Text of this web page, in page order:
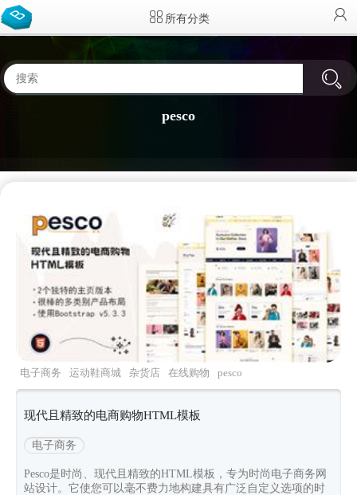
所有分类
pesco
电子商务 运动鞋商城 杂货店 在线购物 pesco
现代且精致的电商购物HTML模板
电子商务
Pesco是时尚、现代且精致的HTML模板，专为时尚电子商务网
站设计。它使您可以毫不费力地构建具有广泛自定义选项的时